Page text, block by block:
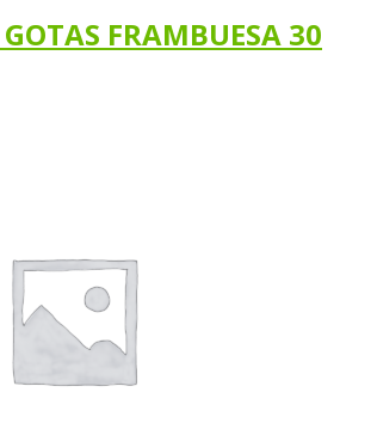
FRAMBUESA 30